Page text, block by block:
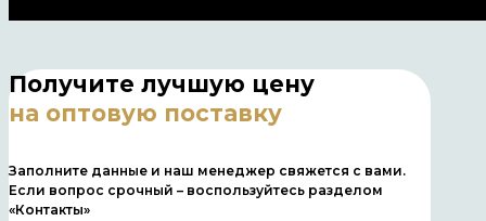
Получите лучшую цену
на оптовую поставку
Заполните данные и наш менеджер свяжется с вами.
Если вопрос срочный – воспользуйтесь разделом
«Контакты»